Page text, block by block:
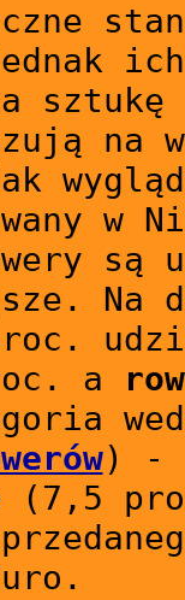
sztukę
na
w
są
Na
a
) -
(7,5